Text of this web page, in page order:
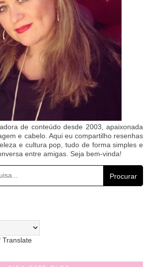
de conteúdo desde 2003, apaixonada
e cabelo. Aqui eu compartilho resenhas
e cultura pop, tudo de forma simples e
entre amigas. Seja bem-vinda!
Procurar
Translate